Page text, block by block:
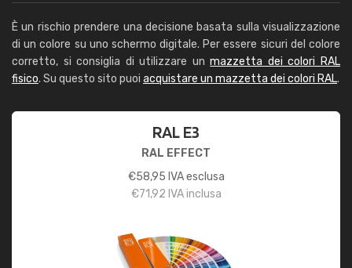
È un rischio prendere una decisione basata sulla visualizzazione
di un colore su uno schermo digitale. Per essere sicuri del colore
corretto, si consiglia di utilizzare unmazzetta dei colori RAL
fisico. Su questo sito puoi acquistare un mazzetta dei colori RAL.
RAL E3
RAL EFFECT
€58,95 IVA esclusa
€71,92 IVA inclusa